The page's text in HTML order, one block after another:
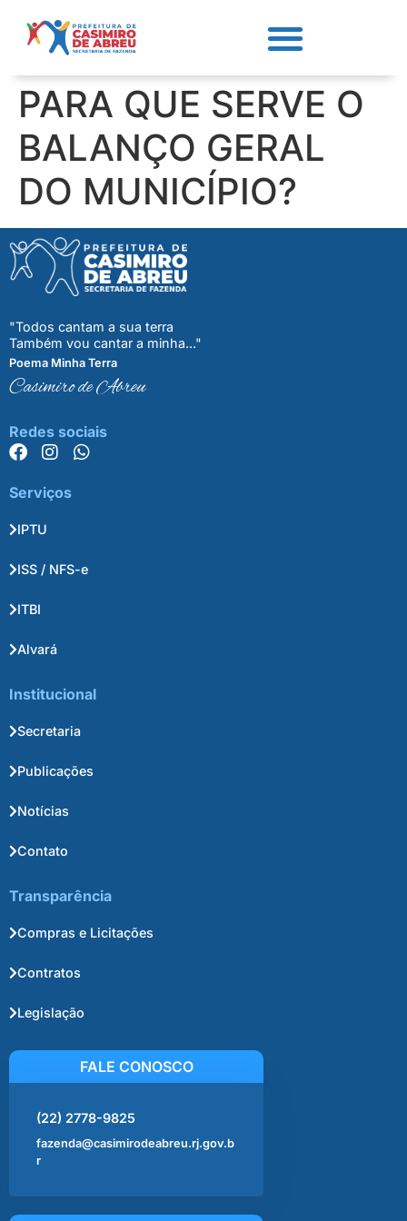
PARA QUE SERVE O
BALANÇO GERAL
DO MUNICÍPIO?
"Todos cantam a sua terra
Também vou cantar a minha..."
Poema Minha Terra
Casimiro de Abreu
Redes sociais
Serviços
IPTU
ISS / NFS-e
ITBI
Alvará
Institucional
Secretaria
Publicações
Notícias
Contato
Transparência
Compras e Licitações
Contratos
Legislação
FALE CONOSCO
(22) 2778-9825
fazenda@casimirodeabreu.rj.gov.b
r